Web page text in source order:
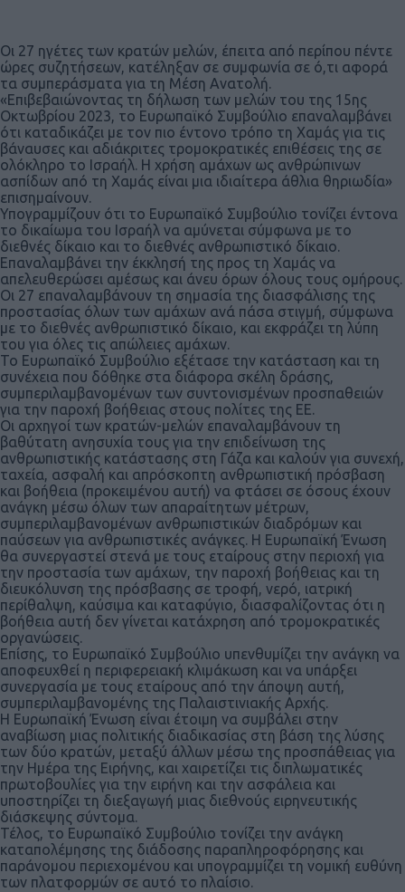
Οι 27 ηγέτες των κρατών μελών, έπειτα από περίπου πέντε
ώρες συζητήσεων, κατέληξαν σε συμφωνία σε ό,τι αφορά
τα συμπεράσματα για τη Μέση Ανατολή.
«Επιβεβαιώνοντας τη δήλωση των μελών του της 15ης
Οκτωβρίου 2023, το Ευρωπαϊκό Συμβούλιο επαναλαμβάνει
ότι καταδικάζει με τον πιο έντονο τρόπο τη Χαμάς για τις
βάναυσες και αδιάκριτες τρομοκρατικές επιθέσεις της σε
ολόκληρο το Ισραήλ. Η χρήση αμάχων ως ανθρώπινων
ασπίδων από τη Χαμάς είναι μια ιδιαίτερα άθλια θηριωδία»
επισημαίνουν.
Υπογραμμίζουν ότι το Ευρωπαϊκό Συμβούλιο τονίζει έντονα
το δικαίωμα του Ισραήλ να αμύνεται σύμφωνα με το
διεθνές δίκαιο και το διεθνές ανθρωπιστικό δίκαιο.
Επαναλαμβάνει την έκκλησή της προς τη Χαμάς να
απελευθερώσει αμέσως και άνευ όρων όλους τους ομήρους.
Οι 27 επαναλαμβάνουν τη σημασία της διασφάλισης της
προστασίας όλων των αμάχων ανά πάσα στιγμή, σύμφωνα
με το διεθνές ανθρωπιστικό δίκαιο, και εκφράζει τη λύπη
του για όλες τις απώλειες αμάχων.
Το Ευρωπαϊκό Συμβούλιο εξέτασε την κατάσταση και τη
συνέχεια που δόθηκε στα διάφορα σκέλη δράσης,
συμπεριλαμβανομένων των συντονισμένων προσπαθειών
για την παροχή βοήθειας στους πολίτες της ΕΕ.
Οι αρχηγοί των κρατών-μελών επαναλαμβάνουν τη
βαθύτατη ανησυχία τους για την επιδείνωση της
ανθρωπιστικής κατάστασης στη Γάζα και καλούν για συνεχή,
ταχεία, ασφαλή και απρόσκοπτη ανθρωπιστική πρόσβαση
και βοήθεια (προκειμένου αυτή) να φτάσει σε όσους έχουν
ανάγκη μέσω όλων των απαραίτητων μέτρων,
συμπεριλαμβανομένων ανθρωπιστικών διαδρόμων και
παύσεων για ανθρωπιστικές ανάγκες. Η Ευρωπαϊκή Ένωση
θα συνεργαστεί στενά με τους εταίρους στην περιοχή για
την προστασία των αμάχων, την παροχή βοήθειας και τη
διευκόλυνση της πρόσβασης σε τροφή, νερό, ιατρική
περίθαλψη, καύσιμα και καταφύγιο, διασφαλίζοντας ότι η
βοήθεια αυτή δεν γίνεται κατάχρηση από τρομοκρατικές
οργανώσεις.
Επίσης, το Ευρωπαϊκό Συμβούλιο υπενθυμίζει την ανάγκη να
αποφευχθεί η περιφερειακή κλιμάκωση και να υπάρξει
συνεργασία με τους εταίρους από την άποψη αυτή,
συμπεριλαμβανομένης της Παλαιστινιακής Αρχής.
Η Ευρωπαϊκή Ένωση είναι έτοιμη να συμβάλει στην
αναβίωση μιας πολιτικής διαδικασίας στη βάση της λύσης
των δύο κρατών, μεταξύ άλλων μέσω της προσπάθειας για
την Ημέρα της Ειρήνης, και χαιρετίζει τις διπλωματικές
πρωτοβουλίες για την ειρήνη και την ασφάλεια και
υποστηρίζει τη διεξαγωγή μιας διεθνούς ειρηνευτικής
διάσκεψης σύντομα.
Τέλος, το Ευρωπαϊκό Συμβούλιο τονίζει την ανάγκη
καταπολέμησης της διάδοσης παραπληροφόρησης και
παράνομου περιεχομένου και υπογραμμίζει τη νομική ευθύνη
των πλατφορμών σε αυτό το πλαίσιο.